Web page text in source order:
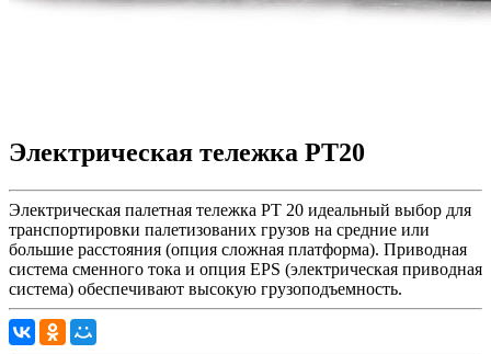
Электрическая тележка PT20
Электрическая палетная тележка PT 20 идеальный выбор для
транспортировки палетизованих грузов на средние или
большие расстояния (опция сложная платформа). Приводная
система сменного тока и опция EPS (электрическая приводная
система) обеспечивают высокую грузоподъемность.